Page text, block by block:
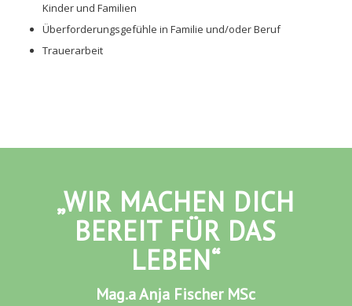
Kinder und Familien
Überforderungsgefühle in Familie und/oder Beruf
Trauerarbeit
„WIR MACHEN DICH
BEREIT FÜR DAS
LEBEN“
Mag.a Anja Fischer MSc